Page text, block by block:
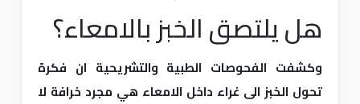
هل يلتصق الخبز بالامعاء؟
وكشفت الفحوصات الطبية والتشريحية ان فكرة
تحول الخبز الى غراء داخل الامعاء هي مجرد خرافة لا